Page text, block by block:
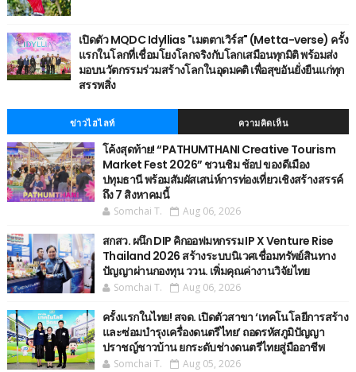
เปิดตัว MQDC Idyllias "เมตตาเวิร์ส" (Metta-verse) ครั้ง
แรกในโลกที่เชื่อมโยงโลกจริงกับโลกเสมือนทุกมิติ พร้อมส่ง
มอบนวัตกรรมร่วมสร้างโลกในอุดมคติ เพื่อสุขอันยั่งยืนแก่ทุก
สรรพสิ่ง
ข่าวไฮไลท์ ความคิดเห็น
โค้งสุดท้าย! “PATHUMTHANI Creative Tourism
Market Fest 2026” ชวนชิม ช้อป ของดีเมือง
ปทุมธานี พร้อมสัมผัสเสน่ห์การท่องเที่ยวเชิงสร้างสรรค์
ถึง 7 สิงหาคมนี้
Somchai T. Aug 06, 2026
สกสว. ผนึก DIP คิกออฟมหกรรม IP X Venture Rise
Thailand 2026 สร้างระบบนิเวศเชื่อมทรัพย์สินทาง
ปัญญาผ่านกองทุน ววน. เพิ่มคุณค่างานวิจัยไทย
Somchai T. Aug 06, 2026
ครั้งแรกในไทย! สจด. เปิดตัวสาขา ‘เทคโนโลยีการสร้าง
และซ่อมบำรุงเครื่องดนตรีไทย’ ​ถอดรหัสภูมิปัญญา
ปราชญ์ชาวบ้าน ยกระดับช่างดนตรีไทยสู่มืออาชีพ
Somchai T. Aug 05, 2026